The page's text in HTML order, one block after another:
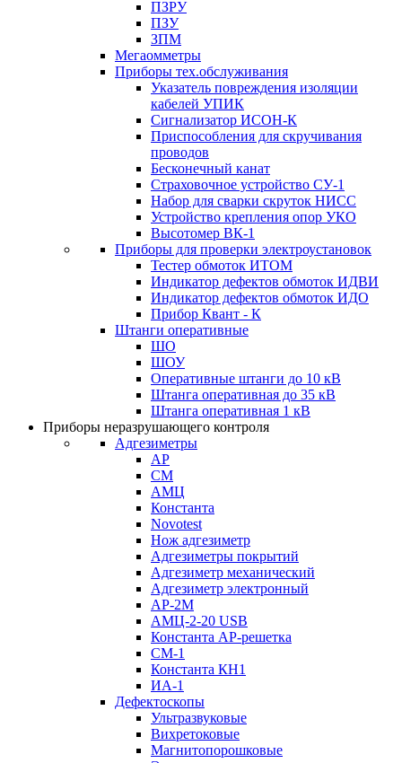
ПЗРУ
ПЗУ
ЗПМ
Мегаомметры
Приборы тех.обслуживания
Указатель повреждения изоляции
кабелей УПИК
Сигнализатор ИСОН-К
Приспособления для скручивания
проводов
Бесконечный канат
Страховочное устройство СУ-1
Набор для сварки скруток НИСС
Устройство крепления опор УКО
Высотомер ВК-1
Приборы для проверки электроустановок
Тестер обмоток ИТОМ
Индикатор дефектов обмоток ИДВИ
Индикатор дефектов обмоток ИДО
Прибор Квант - К
Штанги оперативные
ШО
ШОУ
Оперативные штанги до 10 кВ
Штанга оперативная до 35 кВ
Штанга оперативная 1 кВ
Приборы неразрушающего контроля
Адгезиметры
АР
СМ
АМЦ
Константа
Novotest
Нож адгезиметр
Адгезиметры покрытий
Адгезиметр механический
Адгезиметр электронный
АР-2М
АМЦ-2-20 USB
Константа АР-решетка
СМ-1
Константа КН1
ИА-1
Дефектоскопы
Ультразвуковые
Вихретоковые
Магнитопорошковые